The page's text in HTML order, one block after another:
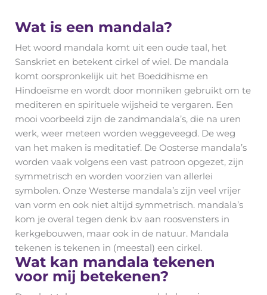
Wat is een mandala?
Het woord mandala komt uit een oude taal, het
Sanskriet en betekent cirkel of wiel. De mandala
komt oorspronkelijk uit het Boeddhisme en
Hindoeïsme en wordt door monniken gebruikt om te
mediteren en spirituele wijsheid te vergaren. Een
mooi voorbeeld zijn de zandmandala’s, die na uren
werk, weer meteen worden weggeveegd. De weg
van het maken is meditatief. De Oosterse mandala’s
worden vaak volgens een vast patroon opgezet, zijn
symmetrisch en worden voorzien van allerlei
symbolen. Onze Westerse mandala’s zijn veel vrijer
van vorm en ook niet altijd symmetrisch. mandala’s
kom je overal tegen denk b.v aan roosvensters in
kerkgebouwen, maar ook in de natuur. Mandala
tekenen is tekenen in (meestal) een cirkel.
Wat kan mandala tekenen
voor mij betekenen?